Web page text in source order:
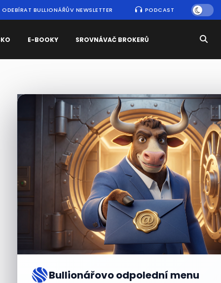
ODEBÍRAT BULLIONÁŘŮV NEWSLETTER PODCAST
E-BOOKY SROVNÁVAČ BROKERŮ
Bullionářovo odpolední menu
Nejčtenějšízprávy